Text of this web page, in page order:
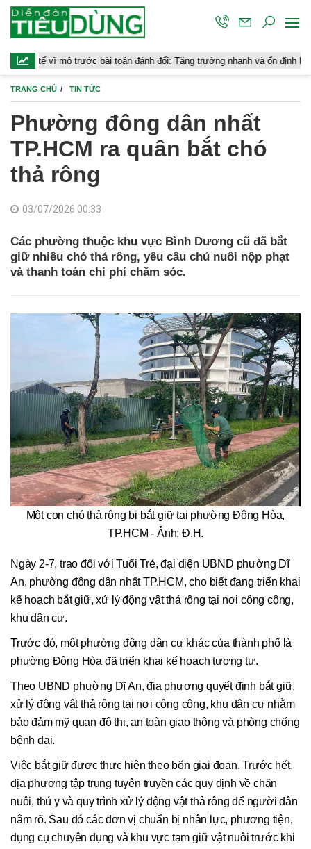
trước bài toán đánh đổi: Tăng trưởng nhanh và ổn định bền vững
TRANG CHỦ TIN TỨC
Phường đông dân nhất
TP.HCM ra quân bắt chó
thả rông
03/07/2026 00:33
Các phường thuộc khu vực Bình Dương cũ đã bắt
giữ nhiều chó thả rông, yêu cầu chủ nuôi nộp phạt
và thanh toán chi phí chăm sóc.
Một con chó thả rông bị bắt giữ tại phường Đông Hòa,
TP.HCM - Ảnh: Đ.H.
Ngày 2-7, trao đổi với Tuổi Trẻ, đại diện UBND phường Dĩ
An, phường đông dân nhất TP.HCM, cho biết đang triển khai
kế hoạch bắt giữ, xử lý động vật thả rông tại nơi công cộng,
khu dân cư.
Trước đó, một phường đông dân cư khác của thành phố là
phường Đông Hòa đã triển khai kế hoạch tương tự.
Theo UBND phường Dĩ An, địa phương quyết định bắt giữ,
xử lý động vật thả rông tại nơi công cộng, khu dân cư nhằm
bảo đảm mỹ quan đô thị, an toàn giao thông và phòng chống
bệnh dại.
Việc bắt giữ được thực hiện theo bốn giai đoạn. Trước hết,
địa phương tập trung tuyên truyền các quy định về chăn
nuôi, thú y và quy trình xử lý động vật thả rông để người dân
nắm rõ. Sau đó các đơn vị chuẩn bị nhân lực, phương tiện,
dụng cụ chuyên dụng và khu vực tạm giữ vật nuôi trước khi